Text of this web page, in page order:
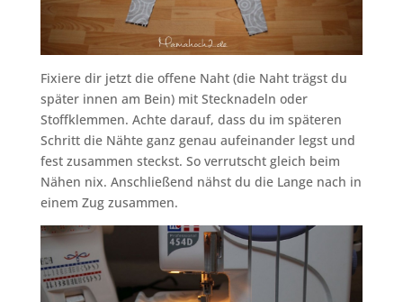
Fixiere dir jetzt die offene Naht (die Naht trägst du
später innen am Bein) mit Stecknadeln oder
Stoffklemmen. Achte darauf, dass du im späteren
Schritt die Nähte ganz genau aufeinander legst und
fest zusammen steckst. So verrutscht gleich beim
Nähen nix. Anschließend nähst du die Lange nach in
einem Zug zusammen.